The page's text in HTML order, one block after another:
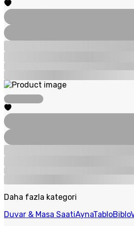
Daha fazla kategori
Duvar & Masa SaatiAynaTabloBiblo